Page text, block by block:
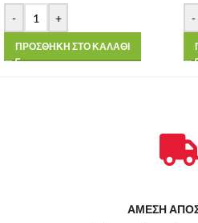
- +
ΠΡΟΣΘΗΚΗ ΣΤΟ ΚΑΛΑΘΙ
-
ΑΜΕΣΗ